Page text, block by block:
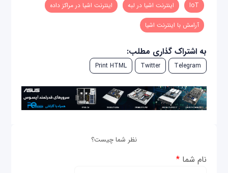
IoT اینترنت اشیا در لبه اینترنت اشیا در مراکز داده
آرامش با اینترنت اشیا
به اشتراک گذاری مطلب:
Telegram
Twitter
Print HTML
نظر شما چیست؟
نام شما*